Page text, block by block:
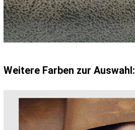
Weitere Farben zur Auswahl: